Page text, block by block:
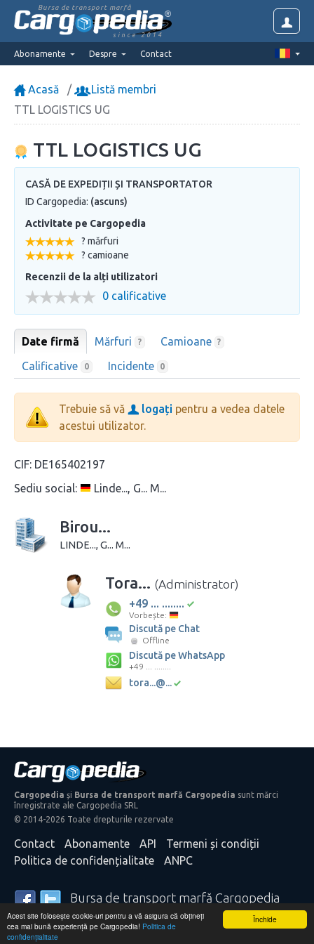
Închide
Acest site folosește cookie-uri pentru a vă asigura că obțineți
cea mai bună experiență pe Cargopedia! Politica de
confidențialitate
Bursa de transport marfă
since 2014
Abonamente Despre Contact
Acasă
Listă membri
TTL LOGISTICS UG
TTL LOGISTICS UG
CASĂ DE EXPEDIȚII ȘI TRANSPORTATOR
ID Cargopedia: (ascuns)
Activitate pe Cargopedia
? mărfuri
? camioane
Recenzii de la alți utilizatori
0 calificative
Date firmă Mărfuri ? Camioane ?
Calificative 0 Incidente 0
Trebuie să vă logați pentru a vedea datele
acestui utilizator.
CIF: DE165402197
Sediu social:
Linde..., G... M...
Birou...
LINDE..., G... M...
Tora... (Administrator)
+49 ... ........
Vorbește:
Discută pe Chat
Offline
Discută pe WhatsApp
+49 ... ........
tora...@...
Cargopedia și Bursa de transport marfă Cargopedia sunt mărci
înregistrate ale Cargopedia SRL
© 2014-2026 Toate drepturile rezervate
Contact Abonamente API
Termeni și condiții
Politica de confidențialitate
ANPC
Bursa de transport marfă Cargopedia
25.327 transportatori și expeditori de mărfă din întreaga
lume se bazează pe serviciile noastre